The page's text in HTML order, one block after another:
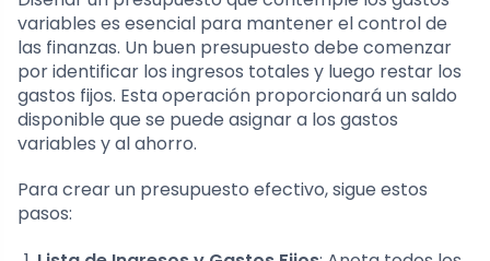
variables es esencial para mantener el control de
las finanzas. Un buen presupuesto debe comenzar
por identificar los ingresos totales y luego restar los
gastos fijos. Esta operación proporcionará un saldo
disponible que se puede asignar a los gastos
variables y al ahorro.
Para crear un presupuesto efectivo, sigue estos
pasos: